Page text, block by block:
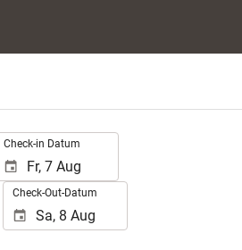
Check-in Datum
Check-Out-Datum